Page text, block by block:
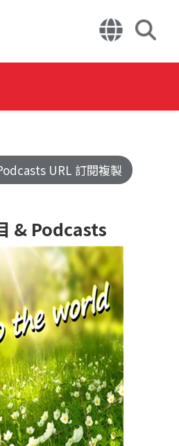
URL 訂閱複製
& Podcasts